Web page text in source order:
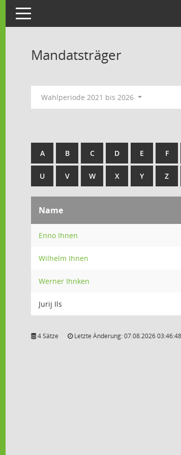
Toggle navigation
Mandatsträger
Wahlperiode 2021 bis 2026
A B C D E F
U V W X Y Z
Name
Enno Ihnen
Wilhelm Ihnen
Werner Ihnken
Jurij Ils
4 Sätze Letzte Änderung: 07.08.2026 03:46:48